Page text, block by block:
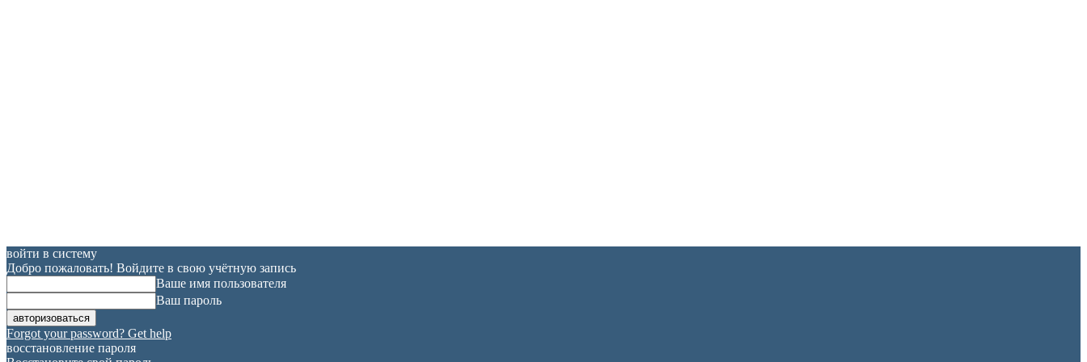
войти в систему
Добро пожаловать! Войдите в свою учётную запись
Ваше имя пользователя
Ваш пароль
Forgot your password? Get help
восстановление пароля